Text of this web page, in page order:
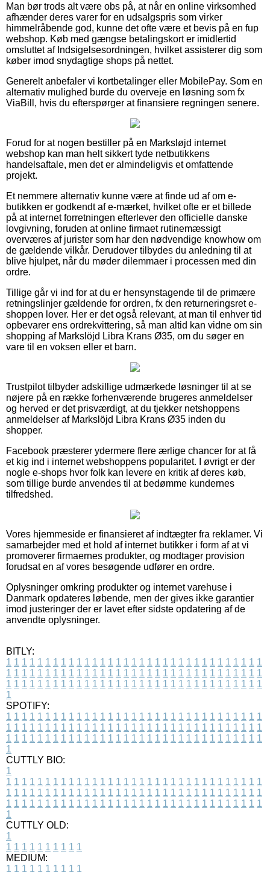
Man bør trods alt være obs på, at når en online virksomhed
afhænder deres varer for en udsalgspris som virker
himmelråbende god, kunne det ofte være et bevis på en fup
webshop. Køb med gængse betalingskort er imidlertid
omsluttet af Indsigelsesordningen, hvilket assisterer dig som
køber imod snydagtige shops på nettet.
Generelt anbefaler vi kortbetalinger eller MobilePay. Som en
alternativ mulighed burde du overveje en løsning som fx
ViaBill, hvis du efterspørger at finansiere regningen senere.
Forud for at nogen bestiller på en Marksløjd internet
webshop kan man helt sikkert tyde netbutikkens
handelsaftale, men det er almindeligvis et omfattende
projekt.
Et nemmere alternativ kunne være at finde ud af om e-
butikken er godkendt af e-mærket, hvilket ofte er et billede
på at internet forretningen efterlever den officielle danske
lovgivning, foruden at online firmaet rutinemæssigt
overværes af jurister som har den nødvendige knowhow om
de gældende vilkår. Derudover tilbydes du anledning til at
blive hjulpet, når du møder dilemmaer i processen med din
ordre.
Tillige går vi ind for at du er hensynstagende til de primære
retningslinjer gældende for ordren, fx den returneringsret e-
shoppen lover. Her er det også relevant, at man til enhver tid
opbevarer ens ordrekvittering, så man altid kan vidne om sin
shopping af Markslöjd Libra Krans Ø35, om du søger en
vare til en voksen eller et barn.
Trustpilot tilbyder adskillige udmærkede løsninger til at se
nøjere på en række forhenværende brugeres anmeldelser
og herved er det prisværdigt, at du tjekker netshoppens
anmeldelser af Markslöjd Libra Krans Ø35 inden du
shopper.
Facebook præsterer ydermere flere ærlige chancer for at få
et kig ind i internet webshoppens popularitet. I øvrigt er der
nogle e-shops hvor folk kan levere en kritik af deres køb,
som tillige burde anvendes til at bedømme kundernes
tilfredshed.
Vores hjemmeside er finansieret af indtægter fra reklamer. Vi
samarbejder med et hold af internet butikker i form af at vi
promoverer firmaernes produkter, og modtager provision
forudsat en af vores besøgende udfører en ordre.
Oplysninger omkring produkter og internet varehuse i
Danmark opdateres løbende, men der gives ikke garantier
imod justeringer der er lavet efter sidste opdatering af de
anvendte oplysninger.
BITLY:
1 1 1 1 1 1 1 1 1 1 1 1 1 1 1 1 1 1 1 1 1 1 1 1 1 1 1 1 1 1 1 1 1
1 1 1 1 1 1 1 1 1 1 1 1 1 1 1 1 1 1 1 1 1 1 1 1 1 1 1 1 1 1 1 1 1
1 1 1 1 1 1 1 1 1 1 1 1 1 1 1 1 1 1 1 1 1 1 1 1 1 1 1 1 1 1 1 1 1
1
SPOTIFY:
1 1 1 1 1 1 1 1 1 1 1 1 1 1 1 1 1 1 1 1 1 1 1 1 1 1 1 1 1 1 1 1 1
1 1 1 1 1 1 1 1 1 1 1 1 1 1 1 1 1 1 1 1 1 1 1 1 1 1 1 1 1 1 1 1 1
1 1 1 1 1 1 1 1 1 1 1 1 1 1 1 1 1 1 1 1 1 1 1 1 1 1 1 1 1 1 1 1 1
1
CUTTLY BIO:
1
1 1 1 1 1 1 1 1 1 1 1 1 1 1 1 1 1 1 1 1 1 1 1 1 1 1 1 1 1 1 1 1 1
1 1 1 1 1 1 1 1 1 1 1 1 1 1 1 1 1 1 1 1 1 1 1 1 1 1 1 1 1 1 1 1 1
1 1 1 1 1 1 1 1 1 1 1 1 1 1 1 1 1 1 1 1 1 1 1 1 1 1 1 1 1 1 1 1 1
1
CUTTLY OLD:
1
1 1 1 1 1 1 1 1 1 1
MEDIUM:
1 1 1 1 1 1 1 1 1 1